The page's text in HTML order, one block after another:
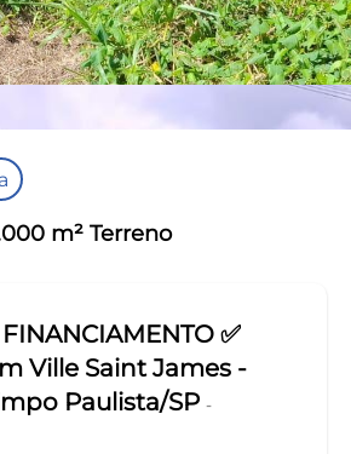
m² Terreno
FINANCIAMENTO ✅
Ville Saint James -
Paulista/SP-